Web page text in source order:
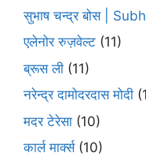
सुभाष चन्द्र बोस |
एलेनोर रुज़वेल्ट (11)
ब्रूस ली (11)
नरेन्द्र दामोदरदास मोदी
मदर टेरेसा (10)
कार्ल मार्क्स(10)